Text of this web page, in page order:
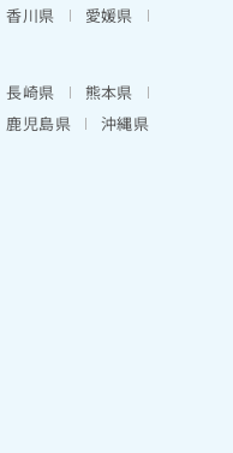
香川県
愛媛県
長崎県
熊本県
鹿児島県 沖縄県